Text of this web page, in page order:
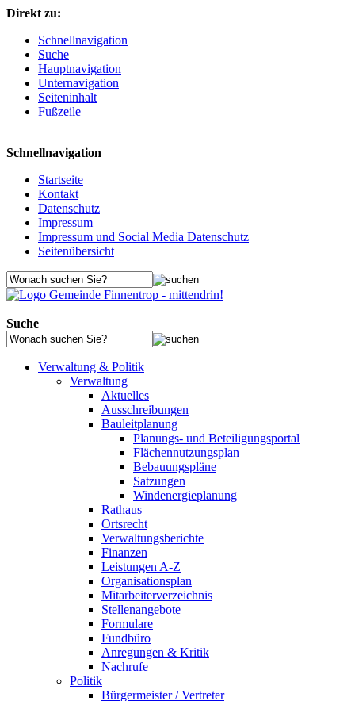
Direkt zu:
Schnellnavigation
Suche
Hauptnavigation
Unternavigation
Seiteninhalt
Fußzeile
Schnellnavigation
Startseite
Kontakt
Datenschutz
Impressum
Impressum und Social Media Datenschutz
Seitenübersicht
Suche
Verwaltung & Politik
Verwaltung
Aktuelles
Ausschreibungen
Bauleitplanung
Planungs- und Beteiligungsportal
Flächennutzungsplan
Bebauungspläne
Satzungen
Windenergieplanung
Rathaus
Ortsrecht
Verwaltungsberichte
Finanzen
Leistungen A-Z
Organisationsplan
Mitarbeiterverzeichnis
Stellenangebote
Formulare
Fundbüro
Anregungen & Kritik
Nachrufe
Politik
Bürgermeister / Vertreter